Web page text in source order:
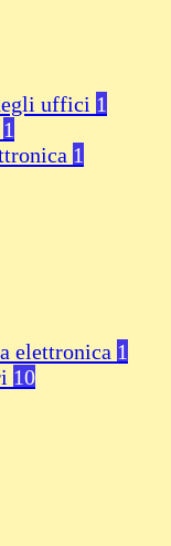
uffici 1
1
1
elettronica 1
10